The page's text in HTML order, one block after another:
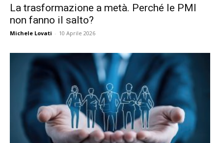
La trasformazione a metà. Perché le PMI
non fanno il salto?
Michele Lovati - 10 Aprile 2026